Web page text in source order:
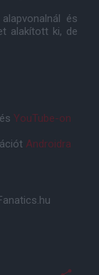
és
alakított ki, de
és YouTube-on
Androidra